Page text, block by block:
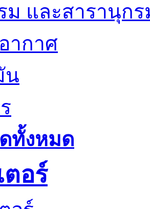
ม และสารานุกร
ากาศ
น
ทั้งหมด
อร์